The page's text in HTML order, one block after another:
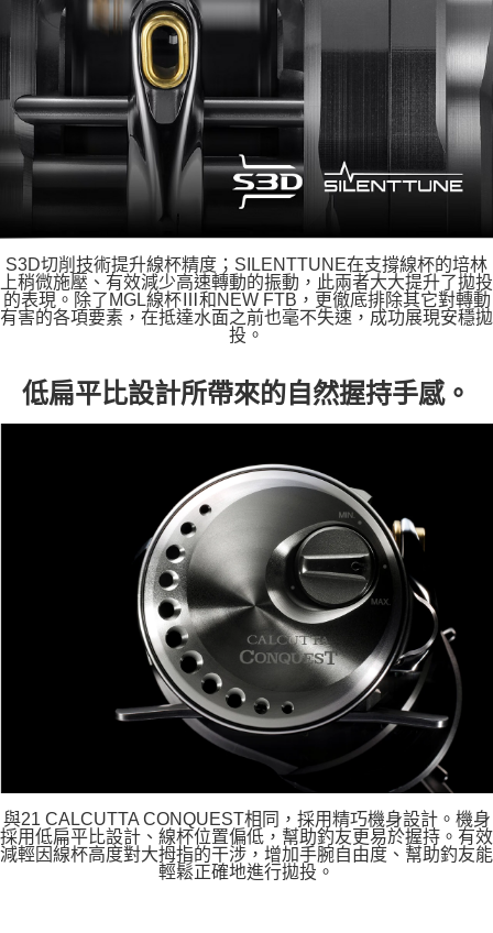
S3D切削技術提升線杯精度；SILENTTUNE在支撐線杯的培林
上稍微施壓、有效減少高速轉動的振動，此兩者大大提升了拋投
的表現。除了MGL線杯Ⅲ和NEW FTB，更徹底排除其它對轉動
有害的各項要素，在抵達水面之前也毫不失速，成功展現安穩拋
投。
低扁平比設計所帶來的自然握持手感。
與21 CALCUTTA CONQUEST相同，採用精巧機身設計。機身
採用低扁平比設計、線杯位置偏低，幫助釣友更易於握持。有效
減輕因線杯高度對大拇指的干涉，增加手腕自由度、幫助釣友能
輕鬆正確地進行拋投。